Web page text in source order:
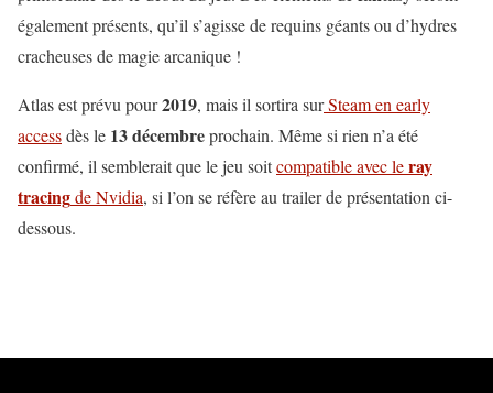
également présents, qu’il s’agisse de requins géants ou d’hydres
cracheuses de magie arcanique !
Atlas est prévu pour2019, mais il sortira surSteam en early
accessdès le 13 décembreprochain. Même si rien n’a été
confirmé, il semblerait que le jeu soitcompatible avec leray
tracingde Nvidia, si l’on se réfère au trailer de présentation ci-
dessous.